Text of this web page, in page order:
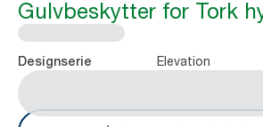
Gulvbeskytter for Tork
Designserie Elevation